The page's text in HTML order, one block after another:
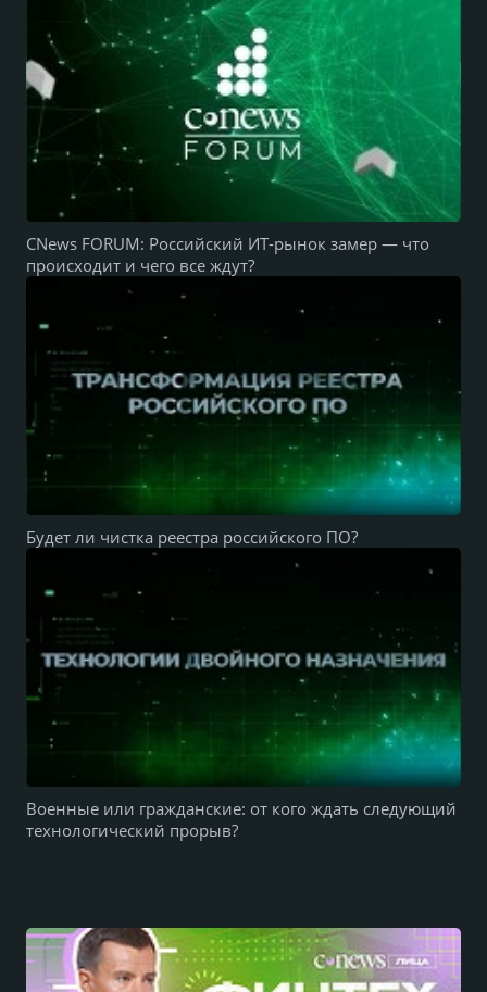
CNews FORUM: Российский ИТ-рынок замер — что
происходит и чего все ждут?
Будет ли чистка реестра российского ПО?
Военные или гражданские: от кого ждать следующий
технологический прорыв?